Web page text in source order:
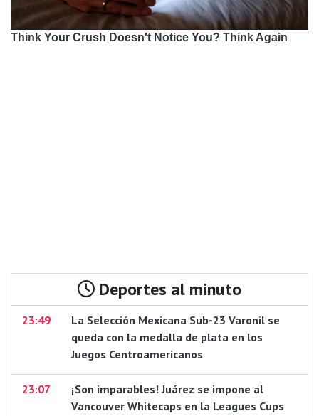
Deportes al minuto
23:49
La Selección Mexicana Sub-23 Varonil se
queda con la medalla de plata en los
Juegos Centroamericanos
23:07
¡Son imparables! Juárez se impone al
Vancouver Whitecaps en la Leagues Cups